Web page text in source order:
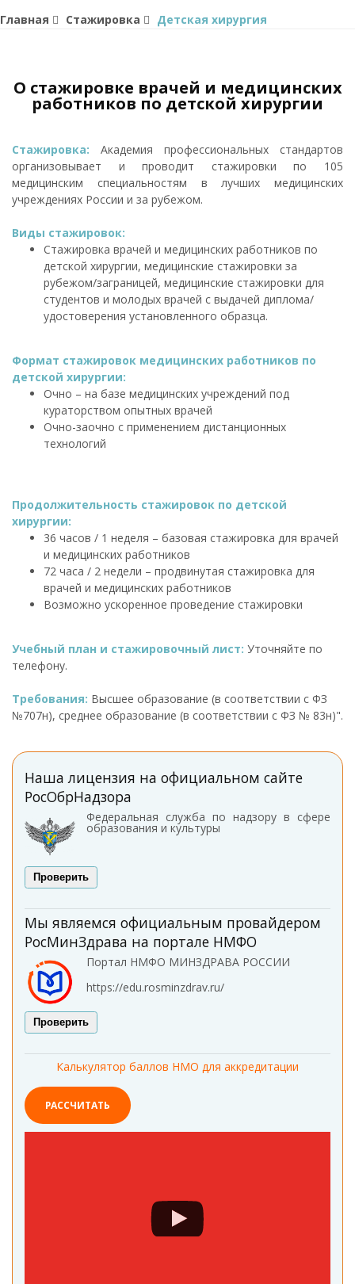
Главная Стажировка Детская хирургия
О стажировке врачей и медицинских
работников по детской хирургии
Стажировка: Академия профессиональных стандартов
организовывает и проводит стажировки по 105
медицинским специальностям в лучших медицинских
учреждениях России и за рубежом.
Виды стажировок:
Стажировка врачей и медицинских работников по
детской хирургии, медицинские стажировки за
рубежом/заграницей, медицинские стажировки для
студентов и молодых врачей с выдачей диплома/
удостоверения установленного образца.
Формат стажировок медицинских работников по
детской хирургии:
Очно – на базе медицинских учреждений под
кураторством опытных врачей
Очно-заочно с применением дистанционных
технологий
Продолжительность стажировок по детской
хирургии:
36 часов / 1 неделя – базовая стажировка для врачей
и медицинских работников
72 часа / 2 недели – продвинутая стажировка для
врачей и медицинских работников
Возможно ускоренное проведение стажировки
Учебный план и стажировочный лист: Уточняйте по
телефону.
Требования: Высшее образование (в соответствии с ФЗ
№707н), среднее образование (в соответствии с ФЗ № 83н)".
Наша лицензия на официальном сайте
РосОбрНадзора
Федеральная служба по надзору в сфере
образования и культуры
Проверить
Мы являемся официальным провайдером
РосМинЗдрава на портале НМФО
Портал НМФО МИНЗДРАВА РОССИИ
https://edu.rosminzdrav.ru/
Проверить
Калькулятор баллов НМО для аккредитации
РАССЧИТАТЬ